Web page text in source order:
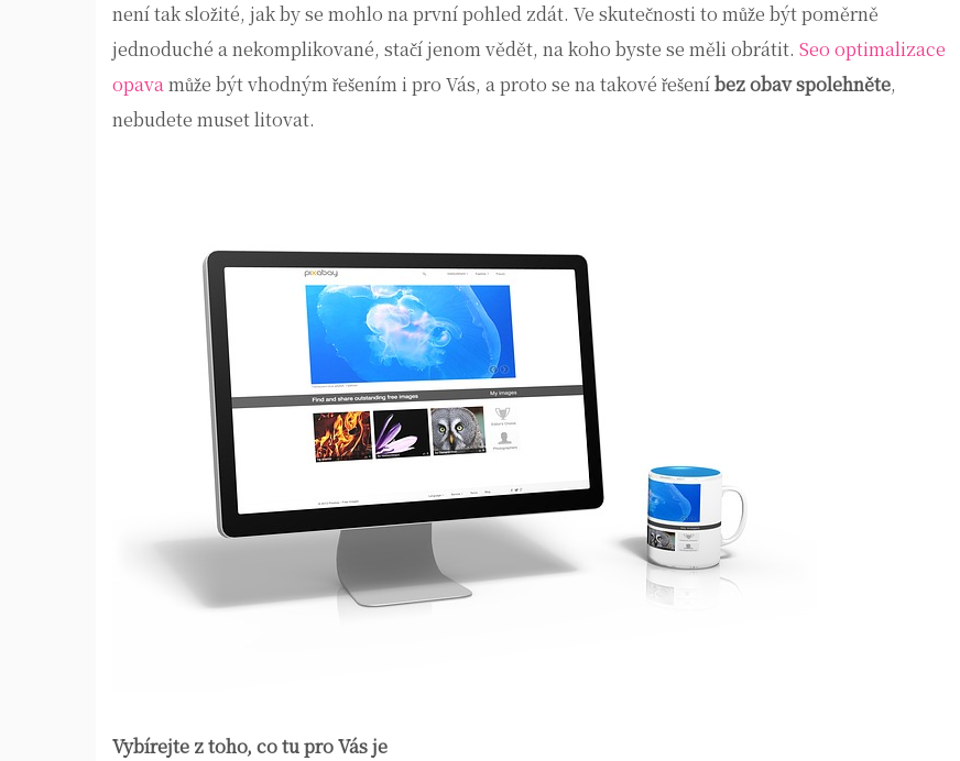
není tak složité, jak by se mohlo na první pohled zdát. Ve skutečnosti to může být poměrně
jednoduché a nekomplikované, stačí jenom vědět, na koho byste se měli obrátit. Seo optimalizace
opavamůže být vhodným řešením i pro Vás, a proto se na takové řešeníbez obav spolehněte,
nebudete muset litovat.
Vybírejte z toho, co tu pro Vás je